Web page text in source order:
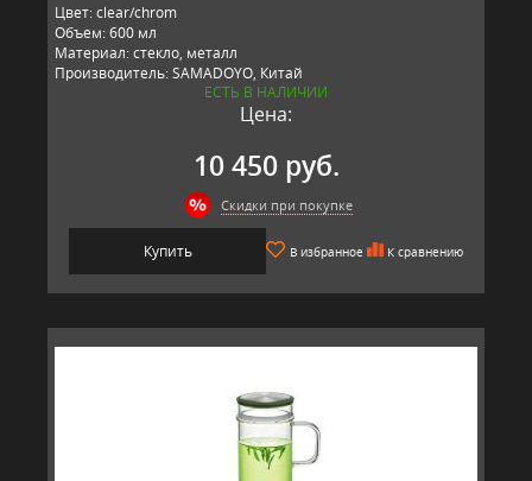
Цвет: clear/chrom
Объем: 600 мл
Материал: стекло, металл
Производитель: SAMADOYO, Китай
ЕСТЬ В НАЛИЧИИ
Цена:
10 450 руб.
Скидки при покупке
Купить В избранное К сравнению